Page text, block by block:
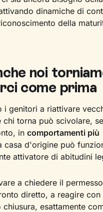
dinamiche di
della
noi
come prima
i genitori a riattivare
chi torna può scivolare,
incomportamenti più
casa d'origine può
attivatore di abitudini
a chiedere il
diretto, a reagire con
esattamente